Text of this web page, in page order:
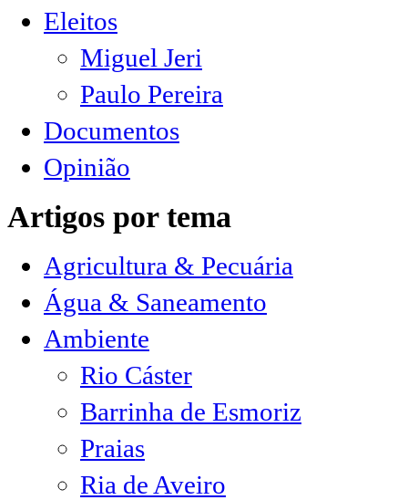
Eleitos
Miguel Jeri
Paulo Pereira
Documentos
Opinião
Artigos por tema
Agricultura & Pecuária
Água & Saneamento
Ambiente
Rio Cáster
Barrinha de Esmoriz
Praias
Ria de Aveiro